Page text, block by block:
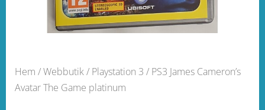
Hem /Webbutik/ Playstation 3 / PS3 James Cameron’s
Avatar The Game platinum